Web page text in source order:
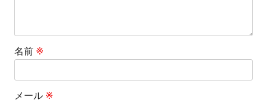
名前 ※
メール ※